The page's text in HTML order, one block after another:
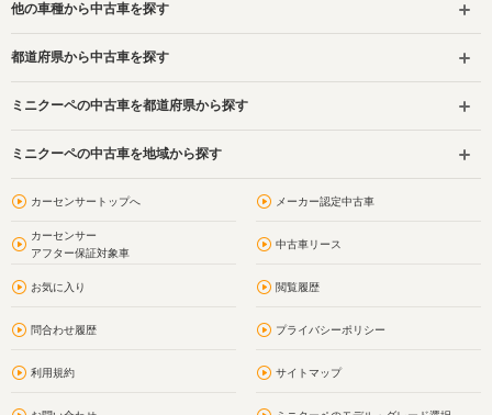
他の車種から中古車を探す
都道府県から中古車を探す
ミニクーペの中古車を都道府県から探す
ミニクーペの中古車を地域から探す
カーセンサートップへ メーカー認定中古車
カーセンサー
アフター保証対象車
中古車リース
お気に入り 閲覧履歴
問合わせ履歴 プライバシーポリシー
利用規約 サイトマップ